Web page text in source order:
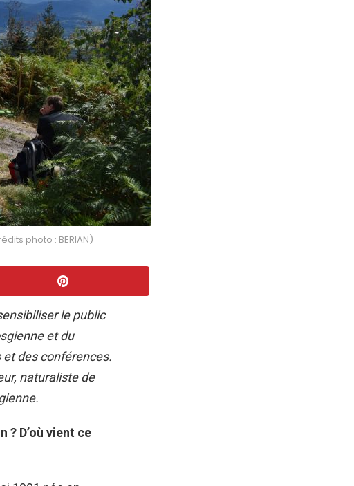
photo : BERIAN)
le public
et du
des conférences.
naturaliste de
? D’où vient ce